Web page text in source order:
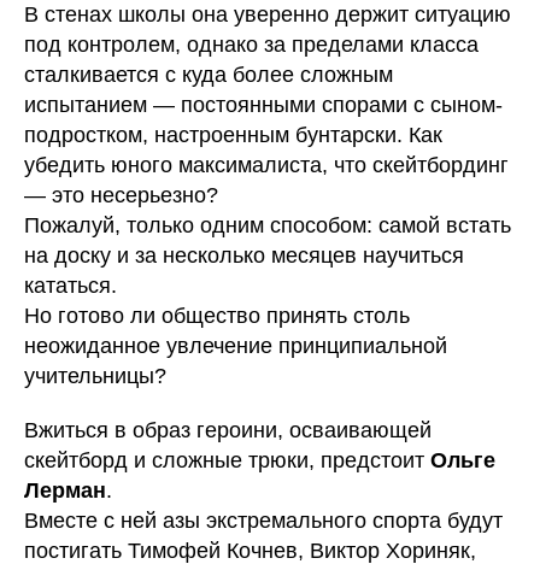
В стенах школы она уверенно держит ситуацию
под контролем, однако за пределами класса
сталкивается с куда более сложным
испытанием — постоянными спорами с сыном-
подростком, настроенным бунтарски. Как
убедить юного максималиста, что скейтбординг
— это несерьезно?
Пожалуй, только одним способом: самой встать
на доску и за несколько месяцев научиться
кататься.
Но готово ли общество принять столь
неожиданное увлечение принципиальной
учительницы?
Вжиться в образ героини, осваивающей
скейтборд и сложные трюки, предстоит Ольге
Лерман.
Вместе с ней азы экстремального спорта будут
постигать Тимофей Кочнев, Виктор Хориняк,